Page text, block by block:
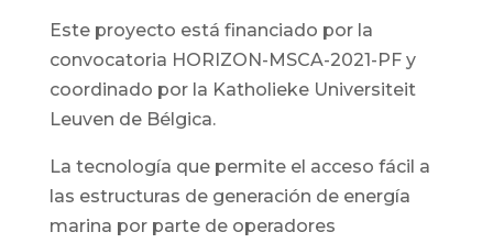
Este proyecto está financiado por la
convocatoria HORIZON-MSCA-2021-PF y
coordinado por la Katholieke Universiteit
Leuven de Bélgica.
La tecnología que permite el acceso fácil a
las estructuras de generación de energía
marina por parte de operadores